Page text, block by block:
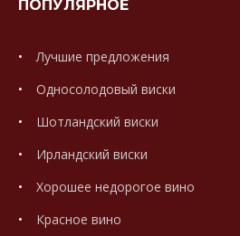
ПОПУЛЯРНОЕ
Лучшие предложения
Односолодовый виски
Шотландский виски
Ирландский виски
Хорошее недорогое вино
Красное вино